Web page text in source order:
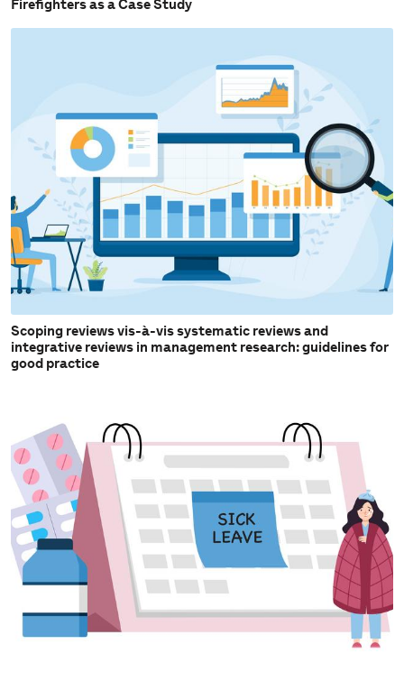
Firefighters as a Case Study
Scoping reviews vis-à-vis systematic reviews and
integrative reviews in management research: guidelines for
good practice